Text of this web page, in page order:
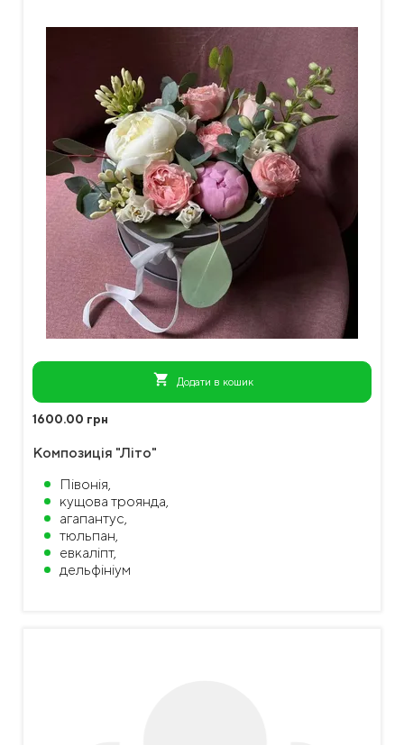
shopping_cart Додати в кошик
1600.00 грн
Композиція "Літо"
Півонія,
кущова троянда,
агапантус,
тюльпан,
евкаліпт,
дельфініум